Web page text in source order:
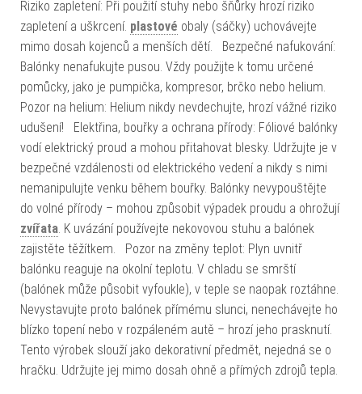
Riziko zapletení: Při použití stuhy nebo šňůrky hrozí riziko
zapletení a uškrcení. plastové obaly (sáčky) uchovávejte
mimo dosah kojenců a menších dětí. Bezpečné nafukování:
Balónky nenafukujte pusou. Vždy použijte k tomu určené
pomůcky, jako je pumpička, kompresor, brčko nebo helium.
Pozor na helium: Helium nikdy nevdechujte, hrozí vážné riziko
udušení! Elektřina, bouřky a ochrana přírody: Fóliové balónky
vodí elektrický proud a mohou přitahovat blesky. Udržujte je v
bezpečné vzdálenosti od elektrického vedení a nikdy s nimi
nemanipulujte venku během bouřky. Balónky nevypouštějte
do volné přírody – mohou způsobit výpadek proudu a ohrožují
zvířata. K uvázání používejte nekovovou stuhu a balónek
zajistěte těžítkem. Pozor na změny teplot: Plyn uvnitř
balónku reaguje na okolní teplotu. V chladu se smrští
(balónek může působit vyfoukle), v teple se naopak roztáhne.
Nevystavujte proto balónek přímému slunci, nenechávejte ho
blízko topení nebo v rozpáleném autě – hrozí jeho prasknutí.
Tento výrobek slouží jako dekorativní předmět, nejedná se o
hračku. Udržujte jej mimo dosah ohně a přímých zdrojů tepla.